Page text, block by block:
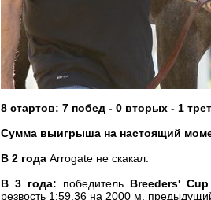
8 стартов: 7 побед - 0 вторых - 1
Сумма выигрыша на настоящий
В 2 года Arrogate не скакал.
В 3 года: победитель Breeders'
резвость 1:59,36 на 2000 м,